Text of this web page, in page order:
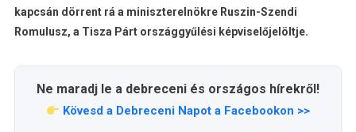
kapcsán dörrent rá a miniszterelnökre Ruszin-Szendi
Romulusz, a Tisza Párt országgyűlési képviselőjelöltje.
Ne maradj le a debreceni és országos hírekről!
Kövesd a Debreceni Napot a Facebookon >>